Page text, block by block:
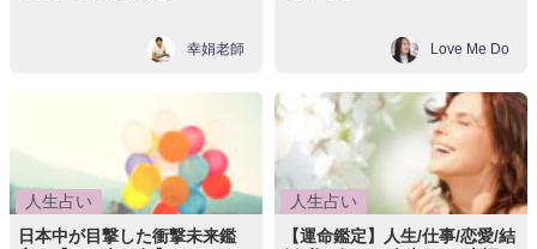
幸娟老師 Love Me Do
人生占い
日本中が目撃した衝撃未来鑑
人生占い
【運命鑑定】人生/仕事/恋愛/結